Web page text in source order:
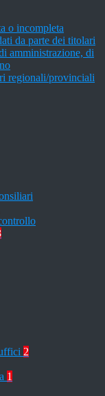
o incompleta
da parte dei titolari
amministrazione, di
regionali/provinciali
2
1